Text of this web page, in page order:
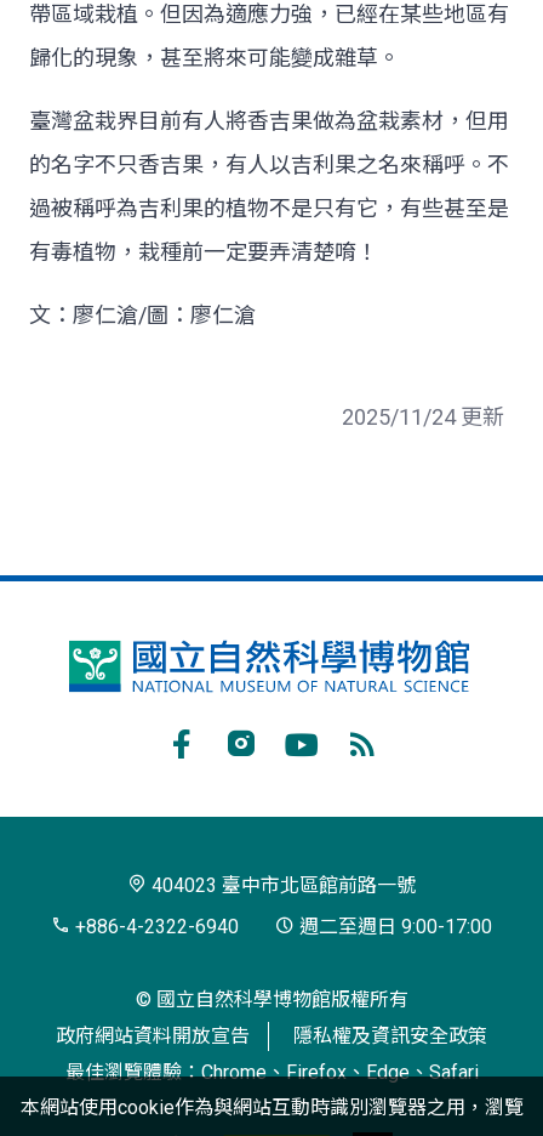
帶區域栽植。但因為適應力強，已經在某些地區有
歸化的現象，甚至將來可能變成雜草。
臺灣盆栽界目前有人將香吉果做為盆栽素材，但用
的名字不只香吉果，有人以吉利果之名來稱呼。不
過被稱呼為吉利果的植物不是只有它，有些甚至是
有毒植物，栽種前一定要弄清楚唷！
文：廖仁滄/圖：廖仁滄
2025/11/24 更新
國
博
閱
404023 臺中市北區館前路一號
+886-4-2322-6940
週二至週日 9:00-17:00
© 國立自然科學博物館版權所有
政府網站資料開放宣告
隱私權及資訊安全政策
最佳瀏覽體驗：Chrome、Firefox、Edge、Safari
本網站使用cookie作為與網站互動時識別瀏覽器之用，瀏覽